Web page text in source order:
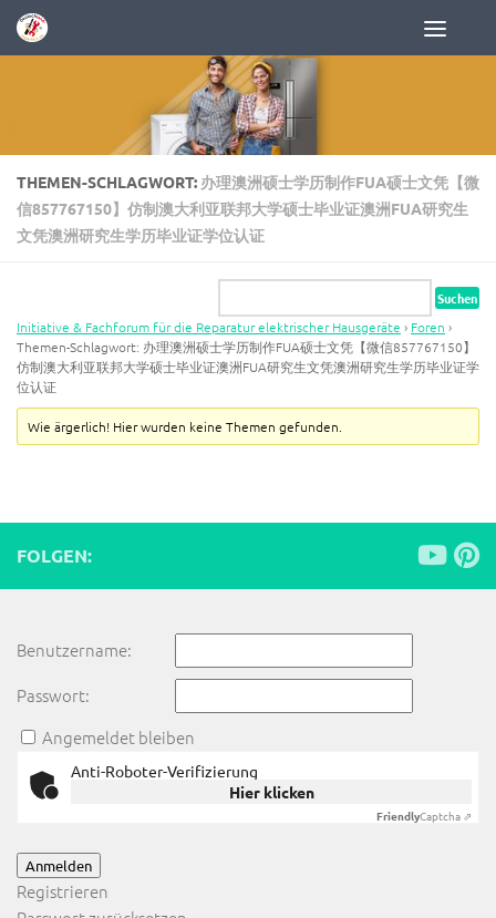
Zum Inhalt springen
THEMEN-SCHLAGWORT: 办理澳洲硕士学历制作FUA硕士文凭【微
信857767150】仿制澳大利亚联邦大学硕士毕业证澳洲FUA研究生
文凭澳洲研究生学历毕业证学位认证
Initiative & Fachforum für die Reparatur elektrischer Hausgeräte › Foren ›
Themen-Schlagwort: 办理澳洲硕士学历制作FUA硕士文凭【微信857767150】
仿制澳大利亚联邦大学硕士毕业证澳洲FUA研究生文凭澳洲研究生学历毕业证学
位认证
Wie ärgerlich! Hier wurden keine Themen gefunden.
FOLGEN:
Benutzername:
Passwort:
Angemeldet bleiben
Anti-Roboter-Verifizierung
Hier klicken
FriendlyCaptcha ⇗
Anmelden
Registrieren